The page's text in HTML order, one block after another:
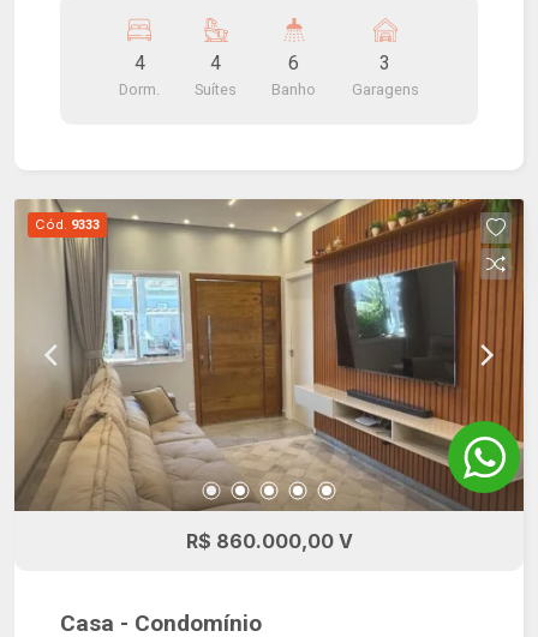
espaço para área de lazer. Três vagas de
garagem. Além do conforto e da segurança, o
Authoria Villa D`Agostini oferecerá aos seus
open air, coworking, sala de reunião, delivery,
lounge, deck, piscina, playground e salão de
jogos.
4
Dorm.
4
Suítes
6
Banho
3
Garagens
Cód. 9333
R$ 860.000,00 V
Casa - Condomínio